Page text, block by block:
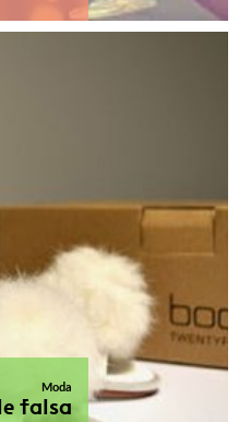
Moda
falsa